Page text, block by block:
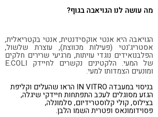
מה עושה לנו הגויאבה בגוף?
הגויאבה היא אנטי אוקסידנטית, אנטי בקטריאלית,
אסטריג'נטי (פעילות מכווצת), עוצרת שלשול,
הפלבנואידים נוגדי עויתות, מרגיעי שרירים חלקים
של המעי. הלקטינים נקשרים לחיידק E.COLI
ומונעים הצמדותו למעי.
בניסוי במעבדה IN VITRO הראו שהעלים וקליפת
הגזע מסוגלים לעכב התפתחות חיידקי שיגלה,
בצילוס, קולי קלוסטרידיום, סלמונלה,
פסוידומונאס ופטרית השמו הלבן.